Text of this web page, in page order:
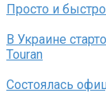
Просто и
В Украине
Touran
Состоялась